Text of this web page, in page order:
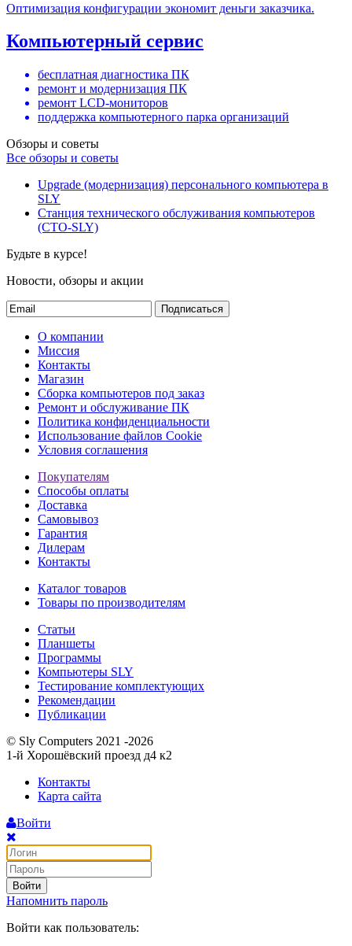
Оптимизация конфигурации экономит деньги заказчика.
Компьютерный сервис
бесплатная диагностика ПК
ремонт и модернизация ПК
ремонт LCD-мониторов
поддержка компьютерного парка организаций
Обзоры и советы
Все обзоры и советы
Upgrade (модернизация) персонального компьютера в
SLY
Станция технического обслуживания компьютеров
(СТО-SLY)
Будьте в курсе!
Новости, обзоры и акции
Подписаться
О компании
Миссия
Контакты
Магазин
Сборка компьютеров под заказ
Ремонт и обслуживание ПК
Политика конфиденциальности
Использование файлов Cookie
Условия соглашения
Покупателям
Способы оплаты
Доставка
Самовывоз
Гарантия
Дилерам
Контакты
Каталог товаров
Товары по производителям
Статьи
Планшеты
Программы
Компьютеры SLY
Тестирование комплектующих
Рекомендации
Публикации
© Sly Computers 2021 -2026
1-й Хорошёвский проезд д4 к2
Контакты
Карта сайта
Войти
Войти
Напомнить пароль
Войти как пользователь: